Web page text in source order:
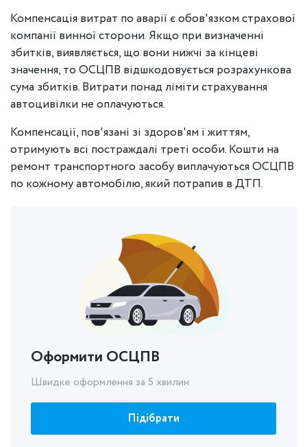
Компенсація витрат по аварії є обов'язком страхової
компанії винної сторони. Якщо при визначенні
збитків, виявляється, що вони нижчі за кінцеві
значення, то ОСЦПВ відшкодовується розрахункова
сума збитків. Витрати понад ліміти страхування
автоцивілки не оплачуються.
Компенсації, пов'язані зі здоров'ям і життям,
отримують всі постраждалі треті особи. Кошти на
ремонт транспортного засобу виплачуються ОСЦПВ
по кожному автомобілю, який потрапив в ДТП.
Оформити ОСЦПВ
Швидке оформлення за 5 хвилин
Підібрати